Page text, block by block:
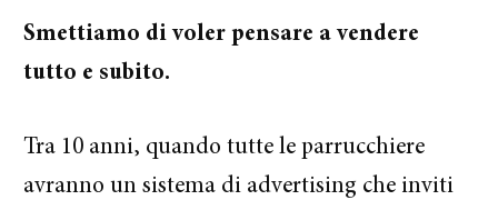
Smettiamo di voler pensare a vendere
tutto e subito.
Tra 10 anni, quando tutte le parrucchiere
avranno un sistema di advertising che inviti